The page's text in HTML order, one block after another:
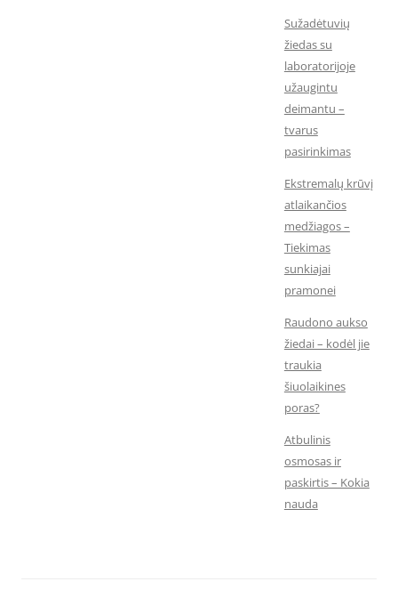
Sužadėtuvių
žiedas su
laboratorijoje
užaugintu
deimantu –
tvarus
pasirinkimas
Ekstremalų krūvį
atlaikančios
medžiagos –
Tiekimas
sunkiajai
pramonei
Raudono aukso
žiedai – kodėl jie
traukia
šiuolaikines
poras?
Atbulinis
osmosas ir
paskirtis – Kokia
nauda